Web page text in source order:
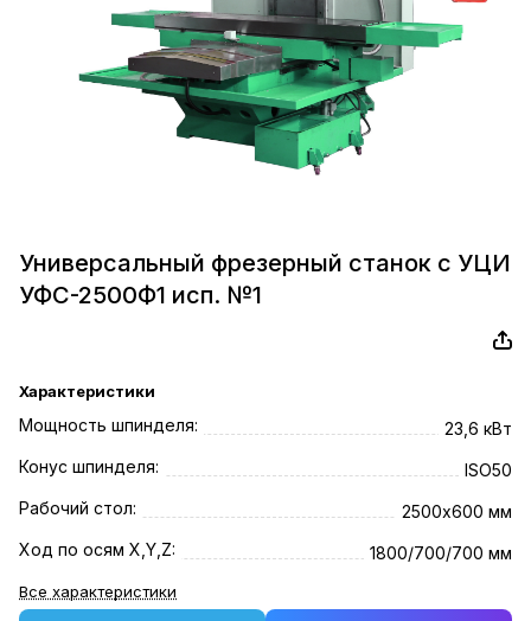
Универсальный фрезерный станок с УЦИ
УФС-2500Ф1 исп. №1
Характеристики
Мощность шпинделя:
23,6 кВт
Конус шпинделя:
ISO50
Рабочий стол:
2500х600 мм
Ход по осям X,Y,Z:
1800/700/700 мм
Все характеристики